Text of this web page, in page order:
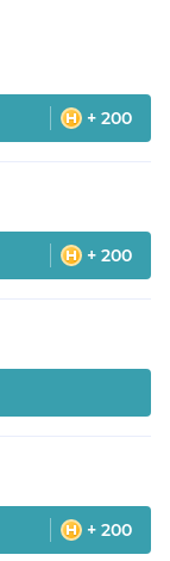
+ 200
+ 200
+ 200